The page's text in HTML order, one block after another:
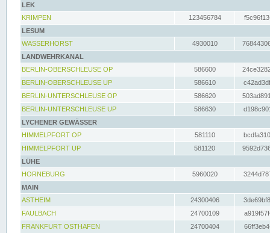
LEK
KRIMPEN
123456784
LESUM
WASSERHORST
4930010
LANDWEHRKANAL
BERLIN-OBERSCHLEUSE OP
586600
BERLIN-OBERSCHLEUSE UP
586610
BERLIN-UNTERSCHLEUSE OP
586620
BERLIN-UNTERSCHLEUSE UP
586630
LYCHENER GEWÄSSER
HIMMELPFORT OP
581110
HIMMELPFORT UP
581120
LÜHE
HORNEBURG
5960020
MAIN
ASTHEIM
24300406
FAULBACH
24700109
FRANKFURT OSTHAFEN
24700404